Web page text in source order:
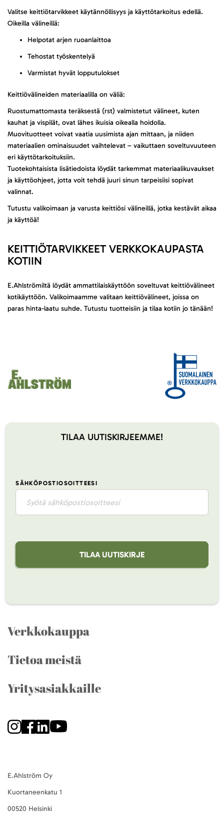
Valitse keittiötarvikkeet käytännöllisyys ja käyttötarkoitus edellä.
Oikeilla välineillä:
Helpotat arjen ruoanlaittoa
Tehostat työskentelyä
Varmistat hyvät lopputulokset
Keittiövälineiden materiaalilla on väliä:
Ruostumattomasta teräksestä (rst) valmistetut välineet, kuten
kauhat ja vispilät, ovat lähes ikuisia oikealla hoidolla.
Muovituotteet voivat vaatia uusimista ajan mittaan, ja niiden
materiaalien ominaisuudet vaihtelevat – vaikuttaen soveltuvuuteen
eri käyttötarkoituksiin.
Tuotekohtaisista lisätiedoista löydät tarkemmat materiaalikuvaukset
ja käyttöohjeet, jotta voit tehdä juuri sinun tarpeisiisi sopivat
valinnat.
Tutustu valikoimaan ja varusta keittiösi välineillä, jotka kestävät aikaa
ja käyttöä!
KEITTIÖTARVIKKEET VERKKOKAUPASTA
KOTIIN
E.Ahlströmiltä löydät ammattilaiskäyttöön soveltuvat keittiövälineet
kotikäyttöön. Valikoimaamme valitaan keittiövälineet, joissa on
paras hinta-laatu suhde. Tutustu tuotteisiin ja tilaa kotiin jo tänään!
TILAA UUTISKIRJEEMME!
SÄHKÖPOSTIOSOITTEESI
TILAA UUTISKIRJE
Verkkokauppa
Tietoa meistä
Yritysasiakkaille
E.Ahlström Oy
Kuortaneenkatu 1
00520 Helsinki